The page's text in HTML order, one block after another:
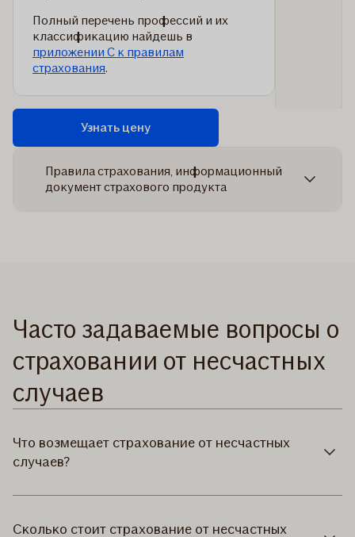
Полный перечень профессий и их
классификацию найдешь в
приложении C к правилам
страхования.
Узнать цену
Правила страхования, информационный
документ страхового продукта
Часто задаваемые вопросы о
страховании от несчастных
случаев
Что возмещает страхование от несчастных
случаев?
Сколько стоит страхование от несчастных